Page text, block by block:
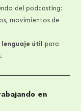
del podcasting:
movimientos de
útil
para
en